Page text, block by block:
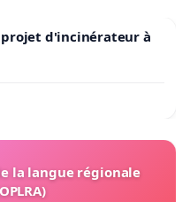
d'incinérateur à
la langue régionale